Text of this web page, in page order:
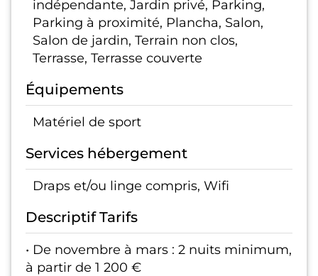
indépendante, Jardin privé, Parking,
Parking à proximité, Plancha, Salon,
Salon de jardin, Terrain non clos,
Terrasse, Terrasse couverte
Équipements
Matériel de sport
Services hébergement
Draps et/ou linge compris, Wifi
Descriptif Tarifs
• De novembre à mars : 2 nuits minimum,
à partir de 1 200 €